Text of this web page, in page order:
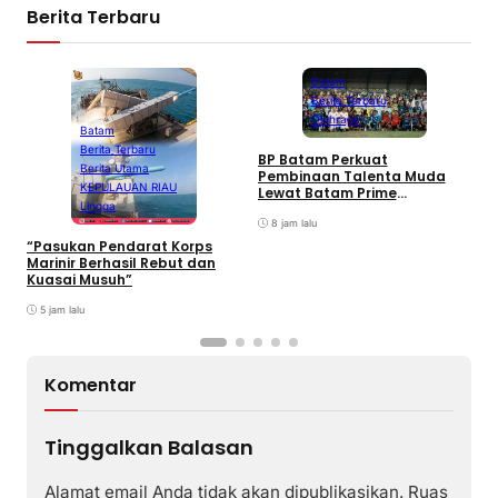
Berita Terbaru
Batam
Berita Terbaru
Berita Utama
KEPULAUAN RIAU
Lingga
“Pasukan Pendarat Korps
Marinir Berhasil Rebut dan
Kuasai Musuh”
5 jam lalu
Batam
Berita Terbaru
Olahraga
BP Batam Perkuat
Pembinaan Talenta Muda
Lewat Batam Prime
Football sebagai Festival
8 jam lalu
Komentar
Tinggalkan Balasan
Alamat email Anda tidak akan dipublikasikan. Ruas